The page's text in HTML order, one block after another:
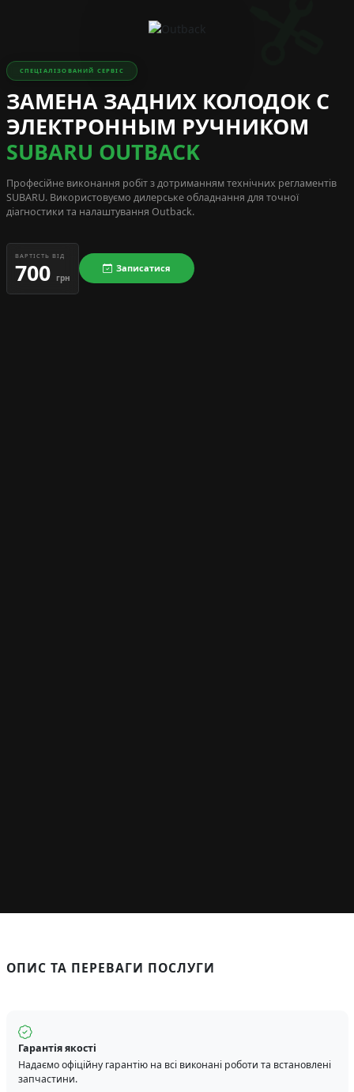
СПЕЦІАЛІЗОВАНИЙ СЕРВІС
ЗАМЕНА ЗАДНИХ КОЛОДОК С
ЭЛЕКТРОННЫМ РУЧНИКОМ
SUBARU OUTBACK
Професійне виконання робіт з дотриманням технічних регламентів
SUBARU. Використовуємо дилерське обладнання для точної
діагностики та налаштування Outback.
ВАРТІСТЬ ВІД
700 грн
Записатися
ОПИС ТА ПЕРЕВАГИ ПОСЛУГИ
Гарантія якості
Надаємо офіційну гарантію на всі виконані роботи та встановлені
запчастини.